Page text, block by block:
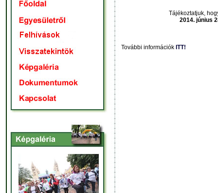
Tájékoztatjuk,
2014. június
További információk ITT!